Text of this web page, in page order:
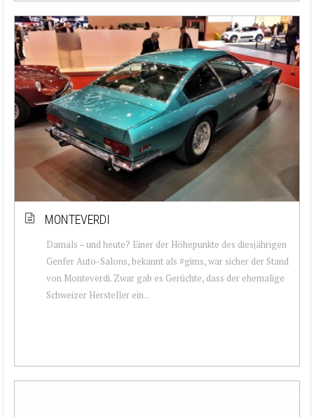
MONTEVERDI
Damals – und heute? Einer der Höhepunkte des diesjährigen
Genfer Auto-Salons, bekannt als #gims, war sicher der Stand
von Monteverdi. Zwar gab es Gerüchte, dass der ehemalige
Schweizer Hersteller ein...